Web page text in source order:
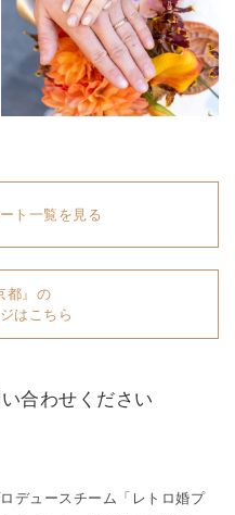
ト一覧を見る
都』の
はこちら
合わせください
デュースチーム「レトロ婚プ